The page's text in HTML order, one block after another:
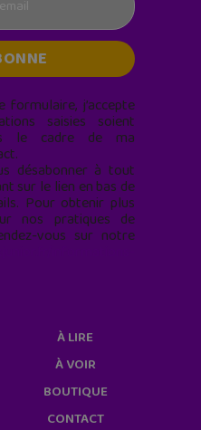
formulaire, j’accepte
saisies soient
le cadre de ma
désabonner à tout
sur le lien en bas de
Pour obtenir plus
nos pratiques de
vous sur notre
À LIRE
À VOIR
BOUTIQUE
CONTACT